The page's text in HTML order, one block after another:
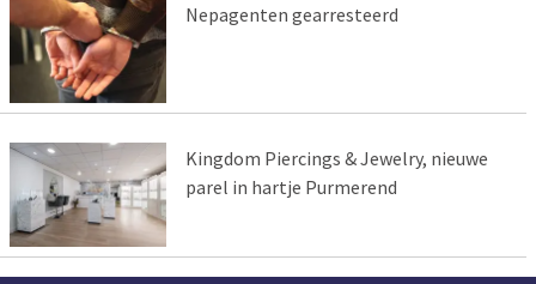
Nepagenten gearresteerd
Kingdom Piercings & Jewelry, nieuwe
parel in hartje Purmerend